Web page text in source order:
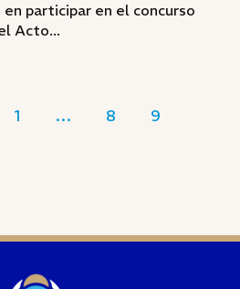
participar en el concurso
Acto...
1 … 8
9